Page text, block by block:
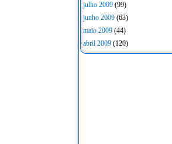
julho 2009 (99)
junho 2009 (63)
maio 2009 (44)
abril 2009 (120)